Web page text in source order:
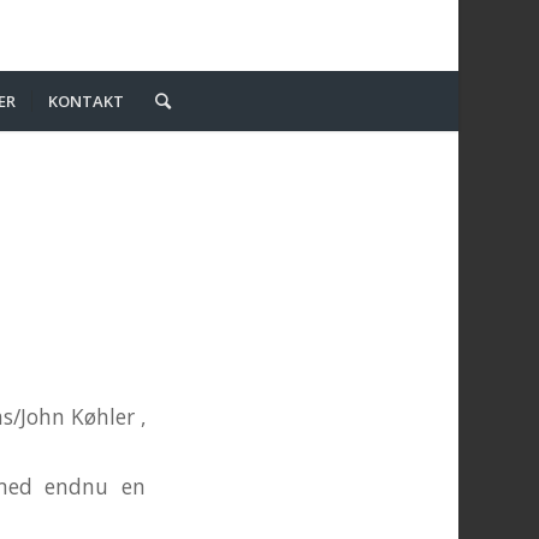
KONTAKT
John Køhler ,
endnu en